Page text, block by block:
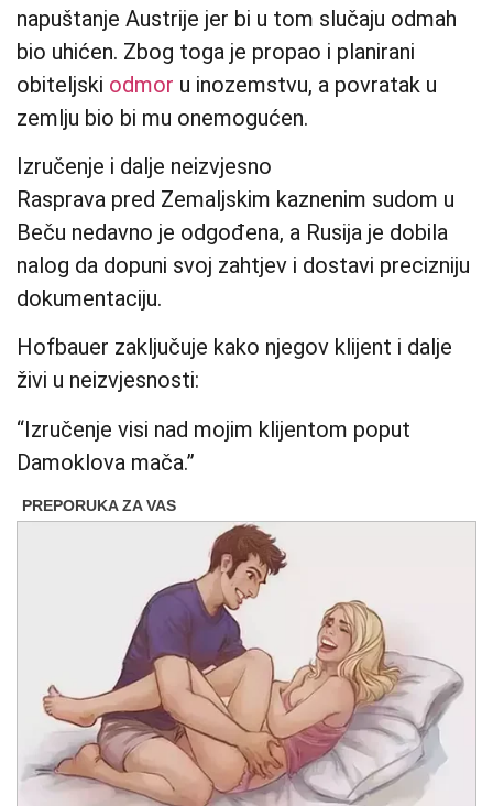
napuštanje Austrije jer bi u tom slučaju odmah
bio uhićen. Zbog toga je propao i planirani
obiteljski odmor u inozemstvu, a povratak u
zemlju bio bi mu onemogućen.
Izručenje i dalje neizvjesno
Rasprava pred Zemaljskim kaznenim sudom u
Beču nedavno je odgođena, a Rusija je dobila
nalog da dopuni svoj zahtjev i dostavi precizniju
dokumentaciju.
Hofbauer zaključuje kako njegov klijent i dalje
živi u neizvjesnosti:
“Izručenje visi nad mojim klijentom poput
Damoklova mača.”